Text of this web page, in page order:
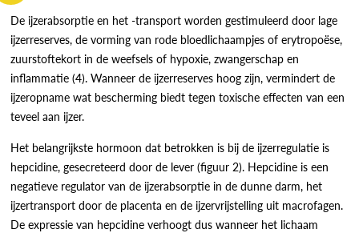
De ijzerabsorptie en het -transport worden gestimuleerd door lage
ijzerreserves, de vorming van rode bloedlichaampjes of erytropoëse,
zuurstoftekort in de weefsels of hypoxie, zwangerschap en
inflammatie (4). Wanneer de ijzerreserves hoog zijn, vermindert de
ijzeropname wat bescherming biedt tegen toxische effecten van een
teveel aan ijzer.
Het belangrijkste hormoon dat betrokken is bij de ijzerregulatie is
hepcidine, gesecreteerd door de lever (figuur 2). Hepcidine is een
negatieve regulator van de ijzerabsorptie in de dunne darm, het
ijzertransport door de placenta en de ijzervrijstelling uit macrofagen.
De expressie van hepcidine verhoogt dus wanneer het lichaam